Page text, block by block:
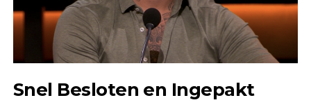
Snel Besloten en Ingepakt